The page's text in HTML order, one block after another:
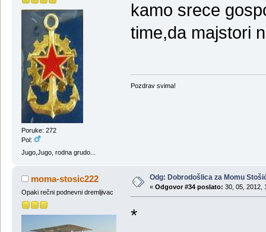
Poruke: 272
Pol:
Jugo,Jugo, rodna grudo...
kamo srece
time,da majstori
Pozdrav svima!
moma-stosic222
Opaki rečni podnevni dremljivac
Odg: Dobrodošlica za Momu
« Odgovor #34 poslato: 30, 05, 2012,
*